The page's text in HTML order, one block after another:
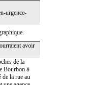
urgence-
avoir
de la
Bourbon à
de la rue au